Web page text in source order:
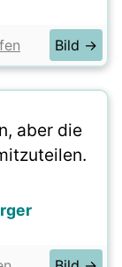
Bild →
aber die